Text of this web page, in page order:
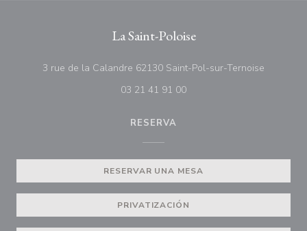
La Saint-Poloise
3 rue de la Calandre 62130 Saint-Pol-sur-Ternoise
03 21 41 91 00
RESERVA
RESERVAR UNA MESA
PRIVATIZACIÓN